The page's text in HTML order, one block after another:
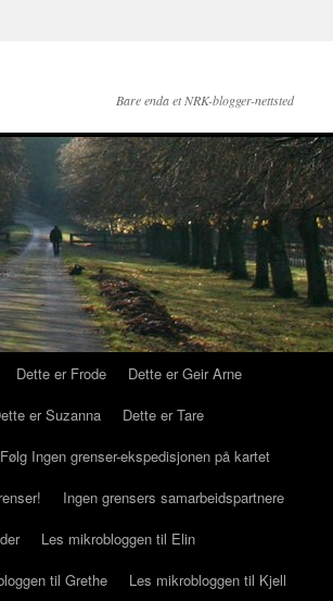
Bare enda et NRK-blogger-nettsted
Dette er Frode
Dette er Geir Arne
er Suzanna
Dette er Tare
Følg Ingen grenser-ekspedisjonen på kartet
Ingen grensers samarbeidspartnere
Les mikrobloggen til Elin
til Grethe
Les mikrobloggen til Kjell